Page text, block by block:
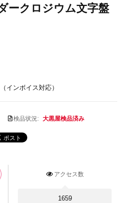
ークロジウム文字盤
（インボイス対応）
検品状況: 大黒屋検品済み
アクセス数
1659